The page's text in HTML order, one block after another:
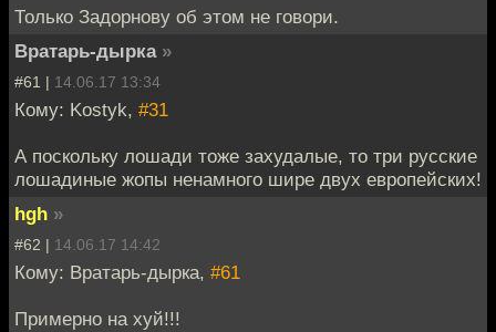
Только Задорнову об этом не говори.
Вратарь-дырка »
#61 | 14.06.17 13:34
Кому: Kostyk, #31
А поскольку лошади тоже захудалые, то три русские
лошадиные жопы ненамного шире двух европейских!
hgh »
#62 | 14.06.17 14:42
Кому: Вратарь-дырка, #61
Примерно на хуй!!!